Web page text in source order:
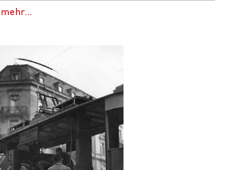
mehr…